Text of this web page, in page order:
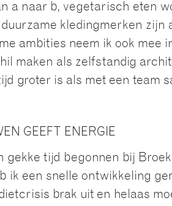
a naar b, vegetarisch eten
kledingmerken zijn
ambities neem ik ook mee
maken als zelfstandig
groter is als met een team
GEEFT ENERGIE
gekke tijd begonnen bij
ik een snelle ontwikkeling
brak uit en helaas